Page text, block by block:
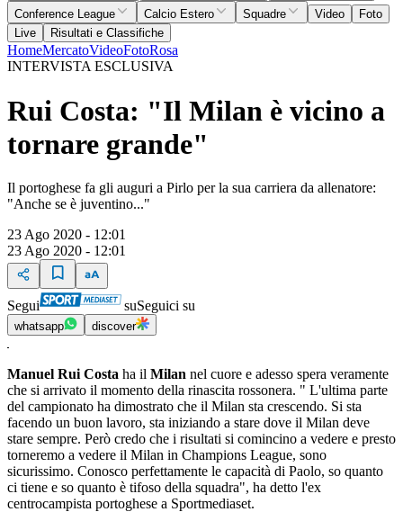
Conference League
Calcio Estero Squadre Video
Foto
Live
Risultati e Classifiche
HomeMercatoVideoFotoRosa
INTERVISTA ESCLUSIVA
Rui Costa: "Il Milan è vicino a
tornare grande"
Il portoghese fa gli auguri a Pirlo per la sua carriera da allenatore:
"Anche se è juventino..."
23 Ago 2020 - 12:01
23 Ago 2020 - 12:01
Segui suSeguici su
whatsapp discover
Manuel Rui Costa ha il Milan nel cuore e adesso spera veramente
che si arrivato il momento della rinascita rossonera. " L'ultima parte
del campionato ha dimostrato che il Milan sta crescendo. Si sta
facendo un buon lavoro, sta iniziando a stare dove il Milan deve
stare sempre. Però credo che i risultati si comincino a vedere e presto
torneremo a vedere il Milan in Champions League, sono
sicurissimo. Conosco perfettamente le capacità di Paolo, so quanto
ci tiene e so quanto è tifoso della squadra", ha detto l'ex
centrocampista portoghese a Sportmediaset.